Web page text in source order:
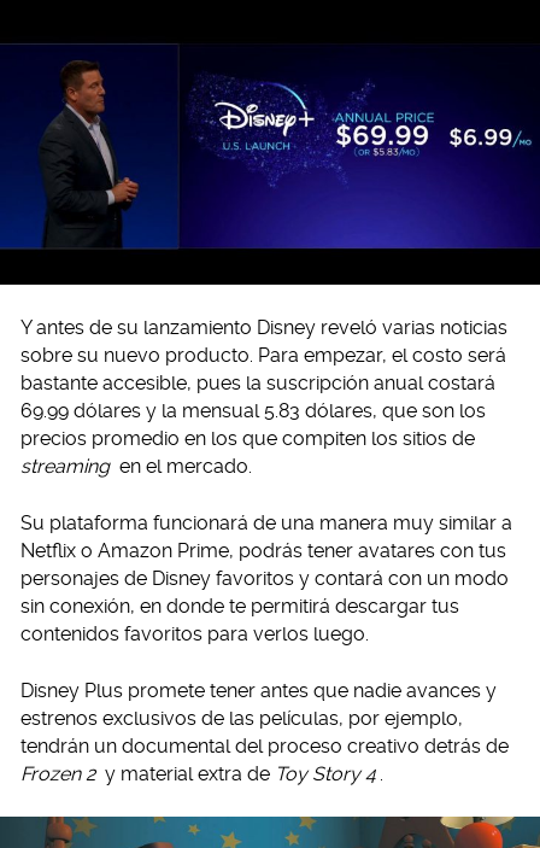
Y antes de su lanzamiento Disney reveló varias noticias
sobre su nuevo producto. Para empezar, el costo será
bastante accesible, pues la suscripción anual costará
69.99 dólares y la mensual 5.83 dólares, que son los
precios promedio en los que compiten los sitios de
streaming en el mercado.
Su plataforma funcionará de una manera muy similar a
Netflix o Amazon Prime, podrás tener avatares con tus
personajes de Disney favoritos y contará con un modo
sin conexión, en donde te permitirá descargar tus
contenidos favoritos para verlos luego.
Disney Plus promete tener antes que nadie avances y
estrenos exclusivos de las películas, por ejemplo,
tendrán un documental del proceso creativo detrás de
Frozen 2 y material extra de Toy Story 4